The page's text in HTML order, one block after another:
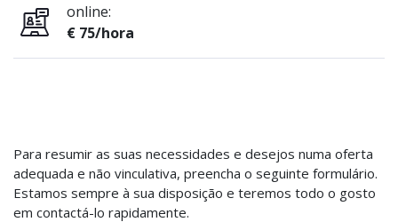
online:
€ 75/hora
Para resumir as suas necessidades e desejos numa oferta
adequada e não vinculativa, preencha o seguinte formulário.
Estamos sempre à sua disposição e teremos todo o gosto
em contactá-lo rapidamente.